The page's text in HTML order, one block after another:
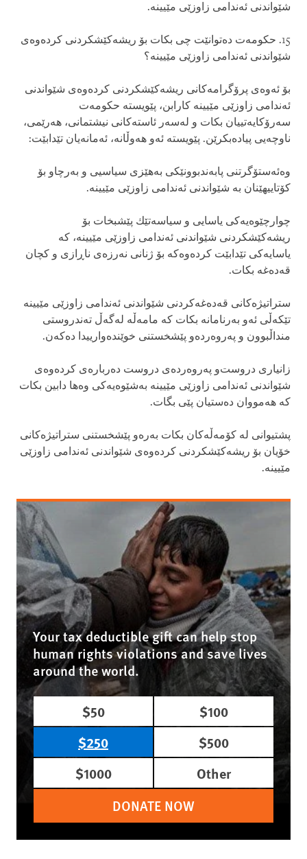
شێواندنی‌ ئه‌ندامی‌ زاوزێی مێیینه‌.
15. حكومه‌ت ده‌توانێت چی‌ بكات بۆ ریشه‌كێشكردنی‌ كرده‌وه‌ی‌
شێواندنی‌ ئه‌ندامی‌ زاوزێی مێیینه‌؟
بۆ ئه‌وه‌ی‌ پرۆگرامه‌كانی‌ ریشه‌كێشكردنی‌ كرده‌وه‌ی‌ شێواندنی‌
ئه‌ندامی‌ زاوزێی مێیینه‌ كارابن، پێویسته‌ حكومه‌ت
سه‌رۆكایه‌تییان بكات و له‌سه‌ر ئاسته‌كانی‌ نیشتمانی‌، هه‌رێمی‌،
ناوچه‌یی پیاده‌بكرێن. پێویسته‌ ئه‌و هه‌وڵانه‌، ئه‌مانه‌یان تێدابێت:
وه‌ئه‌ستۆگرتنی‌ پابه‌ندبوونێكی‌ به‌هێزی‌ سیاسیی‌ و به‌رچاو بۆ
كۆتاییهێنان به‌ شێواندنی‌ ئه‌ندامی‌ زاوزێی مێیینه‌.
چوارچێوه‌یه‌كی‌ یاسایی و سیاسه‌تێك پێشبخات بۆ
ریشه‌كێشكردنی‌ شێواندنی‌ ئه‌ندامی‌ زاوزێی مێیینه‌، كه‌
یاسایه‌كی‌ تێدابێت كرده‌وه‌كه‌ بۆ ژنانی‌ نه‌رزه‌ی‌ ناڕازی‌ و كچان
قه‌ده‌غه‌ بكات.
ستراتیژه‌كانی‌ قه‌ده‌غه‌كردنی‌ شێواندنی‌ ئه‌ندامی‌ زاوزێی مێیینه‌
تێكه‌ڵی ئه‌و به‌رنامانه‌ بكات كه‌ مامه‌ڵه‌ له‌گه‌ڵ‌ ته‌ندروستی‌
منداڵبوون و په‌روه‌رده‌و پێشخستنی‌ خوێنده‌وارییدا ده‌كه‌ن.
زانیاری‌ دروست‌و په‌روه‌رده‌ی‌ دروست ده‌رباره‌ی‌ كرده‌وه‌ی‌
شێواندنی‌ ئه‌ندامی‌ زاوزێی مێیینه‌ به‌شێوه‌یه‌كی‌ وه‌ها دابین بكات
كه‌ هه‌مووان ده‌ستیان پێی بگات.
پشتیوانی‌ له‌ كۆمه‌ڵه‌كان بكات به‌ره‌و پێشخستنی‌ ستراتیژه‌كانی‌
خۆیان بۆ ریشه‌كێشكردنی‌ كرده‌وه‌ی‌ شێواندنی‌ ئه‌ندامی‌ زاوزێی
مێیینه‌.
Your tax deductible gift can help stop
human rights violations and save lives
around the world.
$50
$100
$250
$500
$1000
Other
DONATE NOW